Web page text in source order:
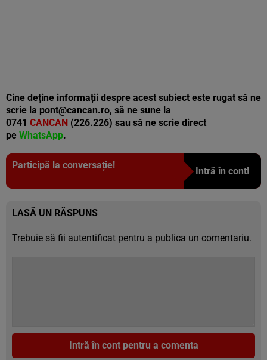
Cine deține informații despre acest subiect este rugat să ne
scrie la pont@cancan.ro, să ne sune la
0741 CANCAN (226.226) sau să ne scrie direct
pe WhatsApp.
Participă la conversație!
Intră în cont!
LASĂ UN RĂSPUNS
Trebuie să fii autentificat pentru a publica un comentariu.
Intră în cont pentru a comenta